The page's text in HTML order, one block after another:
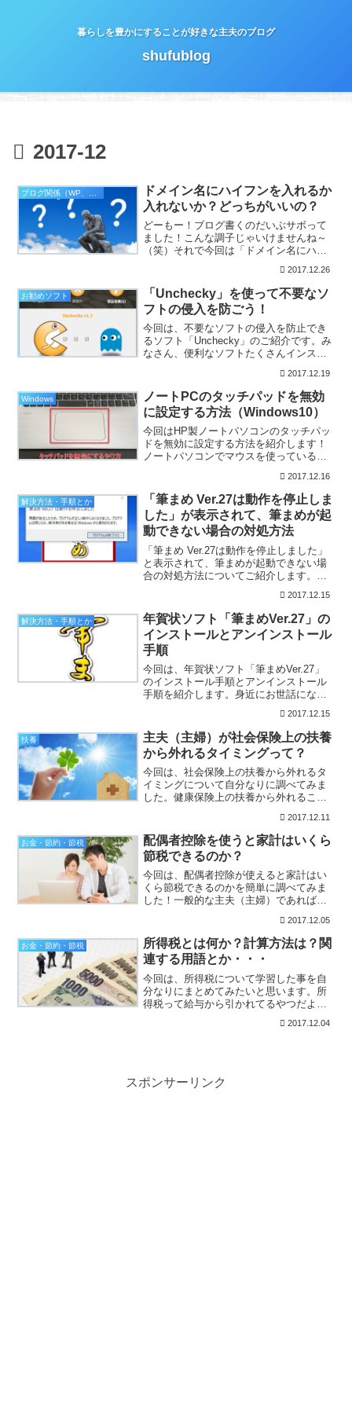
暮らしを豊かにすることが好きな主夫のブログ
shufublog
2017-12
ドメイン名にハイフンを入れるか
入れないか？どっちがいいの？
どーもー！ブログ書くのだいぶサボって
ました！こんな調子じゃいけませんね～
（笑）それで今回は「ドメイン名にハイ
お話です！最近、ちょっと新しいサイト
作ってみようかなって思っているんです
よね。この「shufub...
2017.12.26
お勧めソフト
「Unchecky」を使って不要なソ
フトの侵入を防ごう！
今回は、不要なソフトの侵入を防止でき
るソフト「Unchecky」のご紹介です。み
なさん、便利なソフトたくさんインスト
トールしたら不要なソフトや怪しいソフ
トが一緒にインストールされてしまった
経験はないでしょ...
2017.12.19
Windows
ノートPCのタッチパッドを無効
に設定する方法（Windows10）
今回はHP製ノートパソコンのタッチパッ
ドを無効に設定する方法を紹介します！
ノートパソコンでマウスを使っている人
パッドに触れてしまってカーソルが意図
せず動いてしまったりと不便に感じるこ
とがあります。そんな時...
2017.12.16
解決方法・手順とか
「筆まめ Ver.27は動作を停止しま
した」が表示されて、筆まめが起
動できない場合の対処方法
「筆まめ Ver.27は動作を停止しました」
と表示されて、筆まめが起動できない場
合の対処方法についてご紹介します。今
した！！！年賀状のことを考え出すと今
年も終わりなんだなーって感じますね。
スマートフォンや...
2017.12.15
解決方法・手順とか
年賀状ソフト「筆まめVer.27」の
インストールとアンインストール
手順
今回は、年賀状ソフト「筆まめVer.27」
のインストール手順とアンインストール
手順を紹介します。身近にお世話になっ
ですが、2016年の元旦用までは、コンビ
ニや本屋で買える500円くらいの年賀状イ
ラスト収録...
2017.12.15
扶養
主夫（主婦）が社会保険上の扶養
から外れるタイミングって？
今回は、社会保険上の扶養から外れるタ
イミングについて自分なりに調べてみま
した。健康保険上の扶養から外れること
かかってしまうのは、家計にとってとて
も大きいですからね！この社会保険上の
扶養については、社会保険...
2017.12.11
お金・節約・節税
配偶者控除を使うと家計はいくら
節税できるのか？
今回は、配偶者控除が使えると家計はい
くら節税できるのかを簡単に調べてみま
した！一般的な主夫（主婦）であれば、
たいですよね！国税庁のHP（タックスア
ンサー）や分かりやすいサイトを見て勉
強したいと思います。そ...
2017.12.05
お金・節約・節税
所得税とは何か？計算方法は？関
連する用語とか・・・
今回は、所得税について学習した事を自
分なりにまとめてみたいと思います。所
得税って給与から引かれてるやつだよな
れば、すこーしだけ参考になるかもしれ
2017.12.04
スポンサーリンク